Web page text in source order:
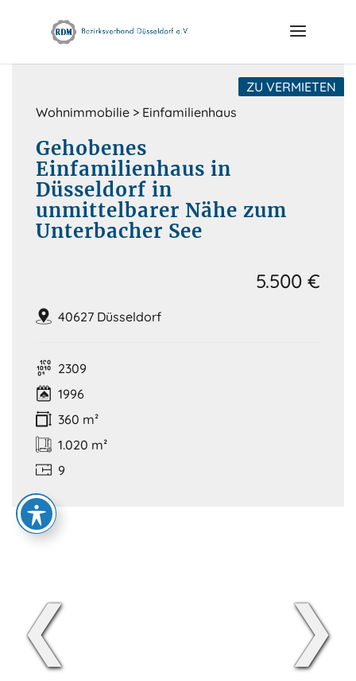
Wohnimmobilie > Einfamilienhaus
ZU VERMIETEN
Gehobenes
Einfamilienhaus in
Düsseldorf in
unmittelbarer Nähe zum
Unterbacher See
40627 Düsseldorf
5.500 €
2309
1996
360 m²
1.020 m²
9
❮ ❯